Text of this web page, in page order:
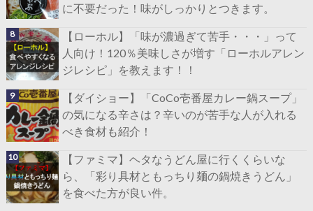
に不要だった！味がしっかりとつきます。
【ローホル】「味が濃過ぎて苦手・・・」って
人向け！120％美味しさが増す「ローホルアレン
ジレシピ」を教えます！！
【ダイショー】「CoCo壱番屋カレー鍋スープ」
の気になる辛さは？辛いのが苦手な人が入れる
べき食材も紹介！
【ファミマ】ヘタなうどん屋に行くくらいな
ら、「彩り具材ともっちり麺の鍋焼きうどん」
を食べた方が良い件。